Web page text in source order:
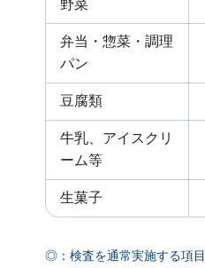
弁当・惣菜・調理
パン
豆腐類
牛乳、アイスクリ
ーム等
生菓子
◎：検査を通常実施する項目